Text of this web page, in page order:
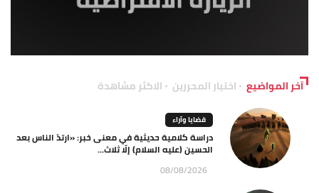
آخر المواضيع اختيار المحررين الاكثر مشاهدة
قضايا وآراء
دراسة كلامية حديثية في معنى خبر: «ارتدّ الناس بعد
الحسين (عليه السلام) إلّا ثلاث...
08/08/2026